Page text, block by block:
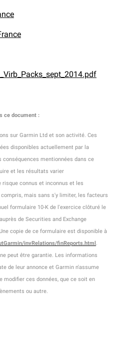
ce document :
sur Garmin Ltd et son activité. Ces
disponibles actuellement par la
mentionnées dans ce
et les résultats varier
connus et inconnus et les
mais sans s'y limiter, les facteurs
formulaire 10-K de l'exercice clôturé le
de Securities and Exchange
copie de ce formulaire est disponible à
invRelations/finReports.html .
peut être garantie. Les informations
de leur annonce et Garmin n'assume
modifier ces données, que ce soit en
ou autre.